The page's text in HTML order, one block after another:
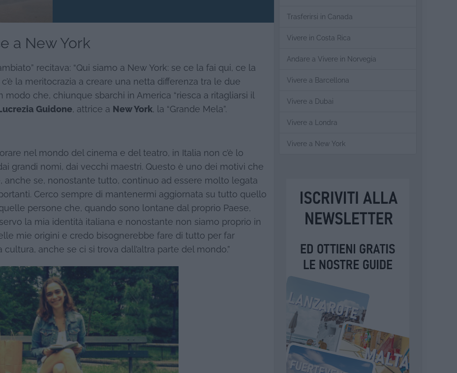
a New York
recitava: “Qui siamo a New York: se ce la fai qui, ce la
la meritocrazia a creare una netta differenza tra le due
modo che, chiunque sbarchi in America “riesca a ritagliarsi il
Guidone, attrice a New York, la “Grande Mela”.
nel mondo del cinema e del teatro, in Italia non c’è lo
grandi nomi, dai vecchi maestri. Questo è uno dei motivi che
anche se, nonostante tutto, continuo ad essere molto legata
Cerco sempre di mantenermi aggiornata su tutto quello
persone che, quando sono lontane dal proprio Paese,
la mia identità italiana e nonostante non siamo proprio in
mie origini e credo bisognerebbe fare di tutto per far
anche se ci si trova dall’altra parte del mondo.”
Trasferirsi in Canada
Vivere in Costa Rica
Andare a Vivere in Norvegia
Vivere a Barcellona
Vivere a Dubai
Vivere a Londra
Vivere a New York